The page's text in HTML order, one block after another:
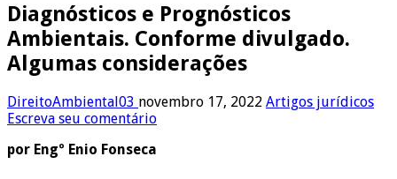
Diagnósticos e Prognósticos
Ambientais. Conforme divulgado.
Algumas considerações
DireitoAmbiental03 novembro 17, 2022 Artigos jurídicos
Escreva seu comentário
por Engº Enio Fonseca